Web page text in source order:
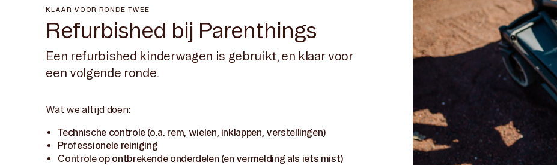
KLAAR VOOR RONDE TWEE
Refurbished bij Parenthings
Een refurbished kinderwagen is gebruikt, en klaar voor
een volgende ronde.
Wat we altijd doen:
Technische controle (o.a. rem, wielen, inklappen, verstellingen)
Professionele reiniging
Controle op ontbrekende onderdelen (en vermelding als iets mist)